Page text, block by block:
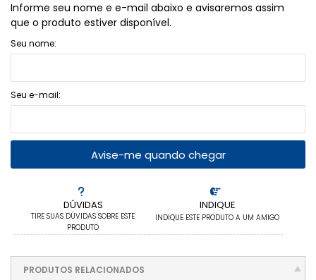
DÚVIDAS
TIRE SUAS DÚVIDAS SOBRE ESTE
PRODUTO
INDIQUE
INDIQUE ESTE PRODUTO A UM AMIGO
Informe seu nome e e-mail abaixo e avisaremos assim
que o produto estiver disponível.
Seu nome:
Seu e-mail:
Avise-me quando chegar
PRODUTOS RELACIONADOS